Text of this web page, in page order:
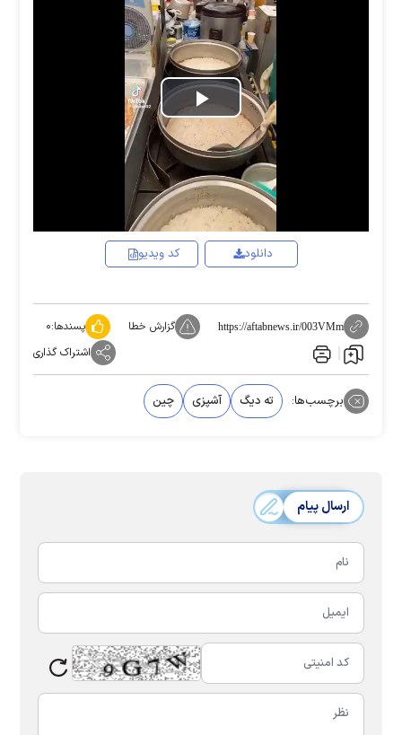
Play
Video
کد ویدیو دانلود
https://aftabnews.ir/003VMm گزارش خطا پسندها:۰
اشتراک گذاری
برچسب‌ها: ته دیگ آشپزی چین
ارسال پیام